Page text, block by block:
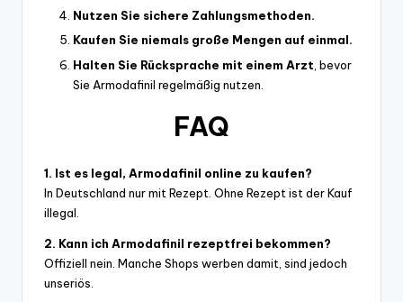
Nutzen Sie sichere Zahlungsmethoden.
Kaufen Sie niemals große Mengen auf einmal.
Halten Sie Rücksprache mit einem Arzt , bevor
Sie Armodafinil regelmäßig nutzen.
FAQ
1. Ist es legal, Armodafinil online zu kaufen?
In Deutschland nur mit Rezept. Ohne Rezept ist der Kauf
illegal.
2. Kann ich Armodafinil rezeptfrei bekommen?
Offiziell nein. Manche Shops werben damit, sind jedoch
unseriös.